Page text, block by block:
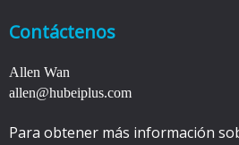
Contáctenos
Allen Wan
allen@hubeiplus.com
Para obtener más información